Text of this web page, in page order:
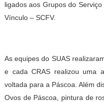
ligados aos Grupos do
Vínculo – SCFV.
As equipes do SUAS
e cada CRAS realizou uma
voltada para a Páscoa. Além
Ovos de Páscoa, pintura de